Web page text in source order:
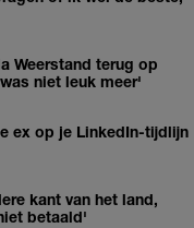
Weerstand terug op
niet leuk meer'
ex op je LinkedIn-tijdlijn
kant van het land,
betaald'